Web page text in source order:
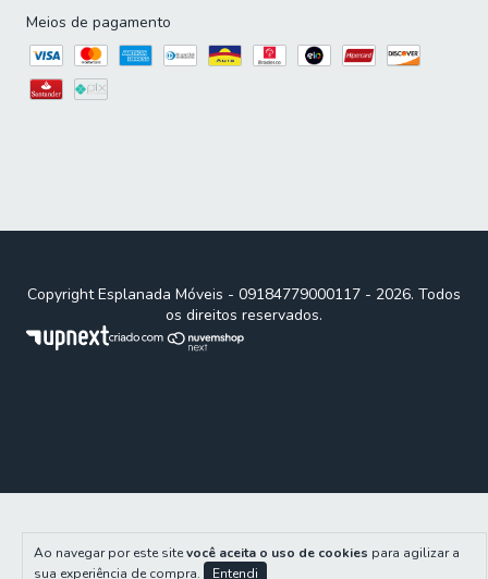
Ao navegar por este sitevocê aceita o uso de cookies para agilizar a
sua experiência de compra.
Entendi
Meios de pagamento
Copyright Esplanada Móveis - 09184779000117 - 2026. Todos
os direitos reservados.